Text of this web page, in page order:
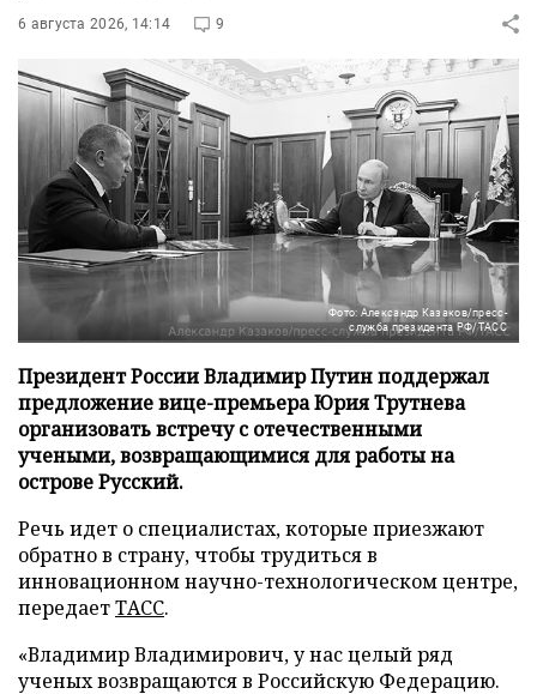
6 августа 2026, 14:14 9
Фото: Александр Казаков/пресс-
служба президента РФ/ТАСС
Президент России Владимир Путин поддержал
предложение вице-премьера Юрия Трутнева
организовать встречу с отечественными
учеными, возвращающимися для работы на
острове Русский.
Речь идет о специалистах, которые приезжают
обратно в страну, чтобы трудиться в
инновационном научно-технологическом центре,
передаетТАСС.
«Владимир Владимирович, у нас целый ряд
ученых возвращаются в Российскую Федерацию.